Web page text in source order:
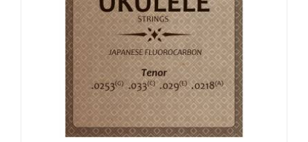
сбалансированно..
FLIGHT FUST-100 - СТРУНЫ ДЛЯ УКУЛЕЛЕ ТЕНОР...